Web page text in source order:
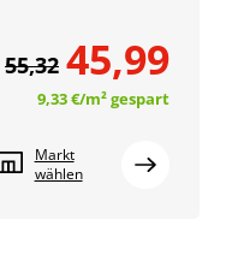
45,99
55,32
9,33 €/m²gespart
Markt
wählen